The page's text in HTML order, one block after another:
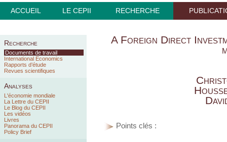
ACCUEIL LE CEPII RECHERCHE
Recherche
Documents de travail
International Economics
Rapports d’étude
Revues scientifiques
Analyses
L'économie mondiale
La Lettre du CEPII
Le Blog du CEPII
Les vidéos
Livres
Panorama du CEPII
Policy Brief
A Foreign Direct
Points clés :